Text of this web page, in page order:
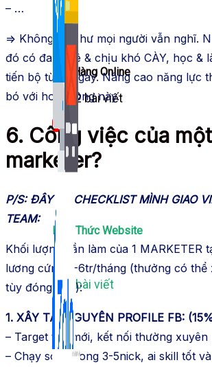
Bán Hàng Online
2,632 bài viết
New
Kiến Thức Website
309 bài viết
– …
=> Không dễ như mọi người vẫn nghĩ.
đó có đam mê & chịu khó CÀY, học &
tiến bộ từng ngày. Nâng cao năng lực
bó với hoạt động này.
6. Công việc của
marketer?
P/S: ĐÂY LÀ CHECKLIST MÌNH GIAO
TEAM:
Khối lượng cần làm của 1 MARKETER
lương cứng 5-6tr/tháng (thưởng có thể
tùy đóng góp):
1. XÂY TÀI NGUYÊN PROFILE FB:
– Target tệp mới, kết nối thường xuyên
– Chạy song song 3-5nick, ai skill tốt